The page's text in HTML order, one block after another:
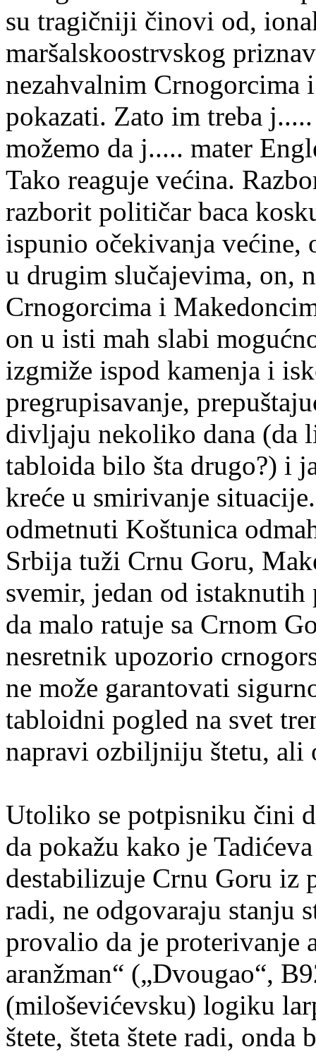
su tragičniji činovi od,
maršalskoostrvskog
nezahvalnim Crnogorcima
pokazati. Zato im treba
možemo da j..... mater
Tako reaguje većina.
razborit političar baca
ispunio očekivanja većine,
u drugim slučajevima, on,
Crnogorcima i
on u isti mah slabi
izgmiže ispod kamenja i
pregrupisavanje,
divljaju nekoliko dana (da
tabloida bilo šta drugo?) i
kreće u smirivanje
odmetnuti Koštunica
Srbija tuži Crnu Goru,
svemir, jedan od
da malo ratuje sa Crnom
nesretnik upozorio
ne može garantovati
tabloidni pogled na svet
napravi ozbiljniju štetu, ali
Utoliko se potpisniku čini
da pokažu kako je
destabilizuje Crnu Goru iz
radi, ne odgovaraju stanju
provalio da je proterivanje
aranžman“ („Dvougao“,
(miloševićevsku) logiku
štete, šteta štete radi, onda